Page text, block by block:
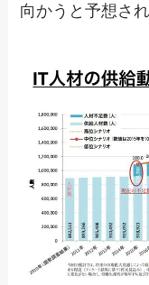
向かうと予想さ